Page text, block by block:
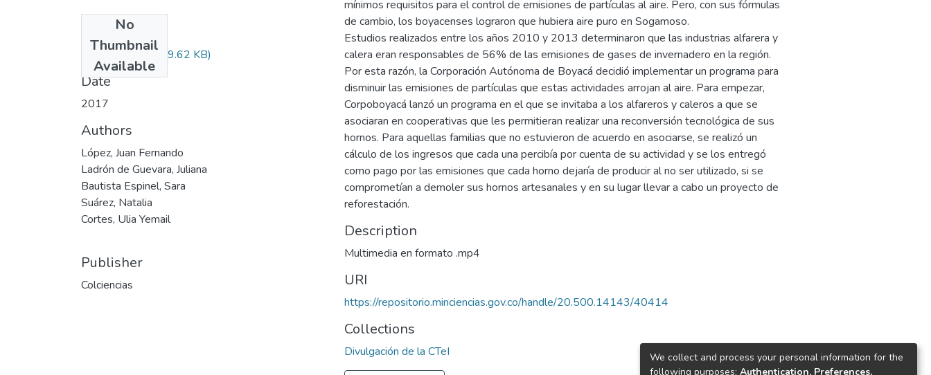
No
Thumbnail
Available
Audiovisual.pdf(29.62 KB)
Date
2017
Authors
López, Juan Fernando
Ladrón de Guevara, Juliana
Bautista Espinel, Sara
Suárez, Natalia
Cortes, Ulia Yemail
Publisher
Colciencias
mínimos requisitos para el control de emisiones de partículas al aire. Pero, con sus fórmulas
de cambio, los boyacenses lograron que hubiera aire puro en Sogamoso.
Estudios realizados entre los años 2010 y 2013 determinaron que las industrias alfarera y
calera eran responsables de 56% de las emisiones de gases de invernadero en la región.
Por esta razón, la Corporación Autónoma de Boyacá decidió implementar un programa para
disminuir las emisiones de partículas que estas actividades arrojan al aire. Para empezar,
Corpoboyacá lanzó un programa en el que se invitaba a los alfareros y caleros a que se
asociaran en cooperativas que les permitieran realizar una reconversión tecnológica de sus
hornos. Para aquellas familias que no estuvieron de acuerdo en asociarse, se realizó un
cálculo de los ingresos que cada una percibía por cuenta de su actividad y se los entregó
como pago por las emisiones que cada horno dejaría de producir al no ser utilizado, si se
comprometían a demoler sus hornos artesanales y en su lugar llevar a cabo un proyecto de
reforestación.
Description
Multimedia en formato .mp4
URI
https://repositorio.minciencias.gov.co/handle/20.500.14143/40414
Collections
Divulgación de la CTeI
We collect and process your personal information for the
following purposes: Authentication, Preferences,